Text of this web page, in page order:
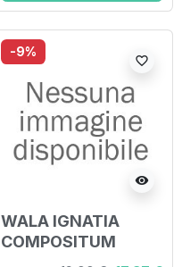
-9%
visibility
favorite_border
WALA IGNATIA
COMPOSITUM
GLOBULI 20 G